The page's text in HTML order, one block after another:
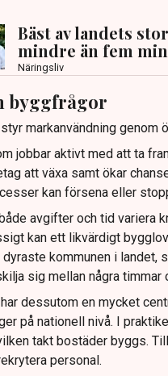
Bäst av landets
mindre än fem
Näringsliv
byggfrågor
styr markanvändning
jobbar aktivt med att ta
att växa samt ökar
kan försena eller
avgifter och tid variera
kan ett likvärdigt
kommunen i
sig mellan några timmar
har dessutom en mycket
på nationell nivå. I
takt bostäder byggs.
personal.